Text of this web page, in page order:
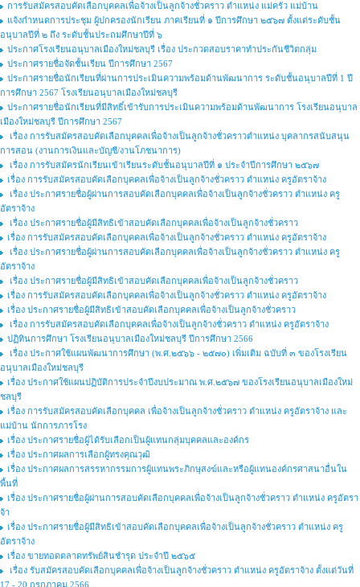
การรับสมัครสอบคัดเลือกบุคคลเพื่อจ้างเป็นลูกจ้างชั่วคราว ตำแหน่ง แม่ครัว แม่บ้าน
แจ้งกำหนดการประชุม ผู้ปกครองนักเรียน ภาคเรียนที่ ๑ ปีการศึกษา ๒๕๖๗ ตั้งแต่ระดับชั้น
อนุบาลปีที่ ๒ ถึง ระดับชั้นประถมศึกษาปีที่ ๖
ประกาศโรงเรียนอนุบาลเมืองใหม่ชลบุรี เรื่อง ประกวดสอบราคาทำประกันชีวิตกลุ่ม
ประกาศรายชื่อจัดชั้นเรียน ปีการศึกษา 2567
ประกาศรายชื่อนักเรียนที่ผ่านการประเมินความพร้อมด้านพัฒนาการ ระดับชั้นอนุบาลปีที่ 1 ปี
การศึกษา 2567 โรงเรียนอนุบาลเมืองใหม่ชลบุรี
ประกาศรายชื่อนักเรียนที่มีสิทธิ์เข้ารับการประเมินความพร้อมด้านพัฒนาการ โรงเรียนอนุบาล
เมืองใหม่ชลบุรี ปีการศึกษา 2567
เรื่อง การรับสมัครสอบคัดเลือกบุคคลเพื่อจ้างเป็นลูกจ้างชั่วคราวตำแหน่ง บุคลากรสนับสนุน
การสอน (งานการเงินและบัญชี/งานโภชนาการ)
เรื่อง การรับสมัครนักเรียนเข้าเรียนระดับชั้นอนุบาลปีที่ ๑ ประจำปีการศึกษา ๒๕๖๗
เรื่อง การรับสมัครสอบคัดเลือกบุคคลเพื่อจ้างเป็นลูกจ้างชั่วคราว ตำแหน่ง ครูอัตราจ้าง
เรื่อง ประกาศรายชื่อผู้ผ่านการสอบคัดเลือกบุคคลเพื่อจ้างเป็นลูกจ้างชั่วคราว ตำแหน่ง ครู
อัตราจ้าง
เรื่อง ประกาศรายชื่อผู้มีสิทธิเข้าสอบคัดเลือกบุคคลเพื่อจ้างเป็นลูกจ้างชั่วคราว
เรื่อง การรับสมัครสอบคัดเลือกบุคคลเพื่อจ้างเป็นลูกจ้างชั่วคราว ตำแหน่ง ครูอัตราจ้าง
เรื่อง ประกาศรายชื่อผู้ผ่านการสอบคัดเลือกบุคคลเพื่อจ้างเป็นลูกจ้างชั่วคราว ตำแหน่ง ครู
อัตราจ้าง
เรื่อง ประกาศรายชื่อผู้มีสิทธิเข้าสอบคัดเลือกบุคคลเพื่อจ้างเป็นลูกจ้างชั่วคราว
เรื่อง การรับสมัครสอบคัดเลือกบุคคลเพื่อจ้างเป็นลูกจ้างชั่วคราว ตำแหน่ง ครูอัตราจ้าง
เรื่อง ประกาศรายชื่อผู้มีสิทธิเข้าสอบคัดเลือกบุคคลเพื่อจ้างเป็นลูกจ้างชั่วคราว
เรื่อง การรับสมัครสอบคัดเลือกบุคคลเพื่อจ้างเป็นลูกจ้างชั่วคราว ตำแหน่ง ครูอัตราจ้าง
ปฏิทินการศึกษา โรงเรียนอนุบาลเมืองใหม่ชลบุรี ปีการศึกษา 2566
เรื่อง ประกาศใช้แผนพัฒนาการศึกษา (พ.ศ.๒๕๖๖ - ๒๕๗๐) เพิ่มเติม ฉบับที่ ๓ ของโรงเรียน
อนุบาลเมืองใหม่ชลบุรี
เรื่อง ประกาศใช้แผนปฏิบัติการประจำปีงบประมาณ พ.ศ.๒๕๖๗ ของโรงเรียนอนุบาลเมืองใหม่
ชลบุรี
เรื่อง การรับสมัครสอบคัดเลือกบุคคล เพื่อจ้างเป็นลูกจ้างชั่วคราว ตำแหน่ง ครูอัตราจ้าง และ
แม่บ้าน นักการภารโรง
เรื่อง ประกาศรายชื่อผู้ได้รับเลือกเป็นผู้แทนกลุ่มบุคคลและองค์กร
เรื่อง ประกาศผลการเลือกผู้ทรงคุณวุฒิ
เรื่อง ประกาศผลการสรรหากรรมการผู้แทนพระภิกษุสงฆ์และหรือผู้แทนองค์กรศาสนาอื่นใน
พื้นที่
เรื่อง ประกาศรายชื่อผู้ผ่านการสอบคัดเลือกบุคคลเพื่อจ้างเป็นลูกจ้างชั่วคราว ตำแหน่ง ครูอัตรา
จ้า
เรื่อง ประกาศรายชื่อผู้มีสิทธิเข้าสอบคัดเลือกบุคคลเพื่อจ้างเป็นลูกจ้างชั่วคราว ตำแหน่ง ครู
อัตราจ้าง
เรื่อง ขายทอดตลาดทรัพย์สินชำรุด ประจำปี ๒๕๖๕
เรื่อง รับสมัครสอบคัดเลือกบุคคลเพื่อจ้างเป็นลูกจ้างชั่วคราว ตำแหน่ง ครูอัตราจ้าง ตั้งแต่วันที่
17 - 20 กรกฎาคม 2566